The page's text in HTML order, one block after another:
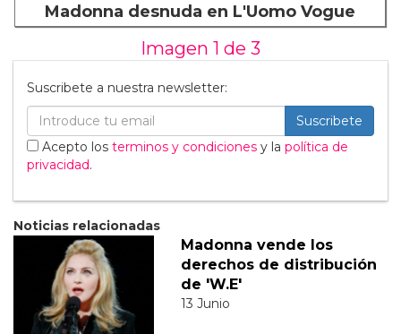
Madonna desnuda en L'Uomo Vogue
Imagen 1 de 3
Suscribete a nuestra newsletter:
Suscribete
Acepto los terminos y condiciones y la política de
privacidad.
Noticias relacionadas
Madonna vende los
derechos de distribución
de 'W.E'
13 Junio